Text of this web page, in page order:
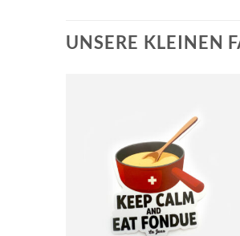
UNSERE KLEINEN